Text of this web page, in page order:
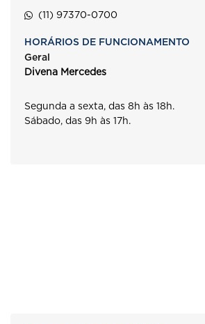
(11) 97370-0700
HORÁRIOS DE FUNCIONAMENTO
Geral
Divena Mercedes
Segunda a sexta, das 8h às 18h.
Sábado, das 9h às 17h.